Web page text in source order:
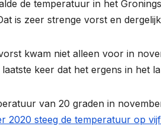
de temperatuur in het
is zeer strenge vorst en
kwam niet alleen voor in
laatste keer dat het ergens in het
van 20 graden in
2020 steeg de temperatuur op